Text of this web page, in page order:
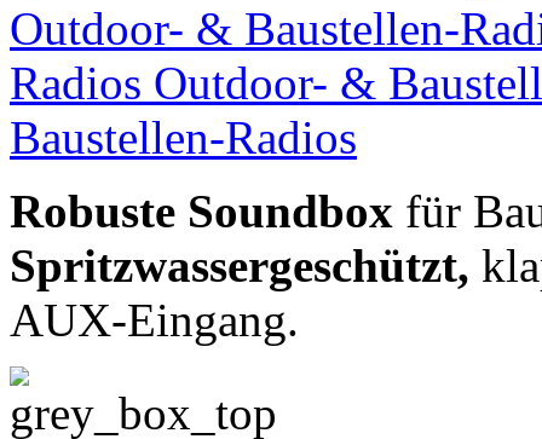
Robuste Soundbox für
Spritzwassergeschützt,
AUX-Eingang.